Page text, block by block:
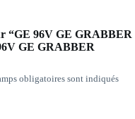
“GE 96V GE GRABBER
GE GRABBER
obligatoires sont indiqués